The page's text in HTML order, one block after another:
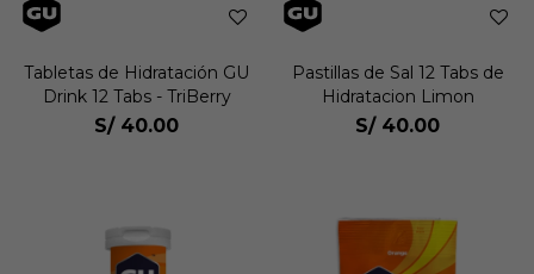
Tabletas de Hidratación GU
Drink 12 Tabs - TriBerry
S/ 40.00
Pastillas de Sal 12 Tabs de
Hidratacion Limon
S/ 40.00